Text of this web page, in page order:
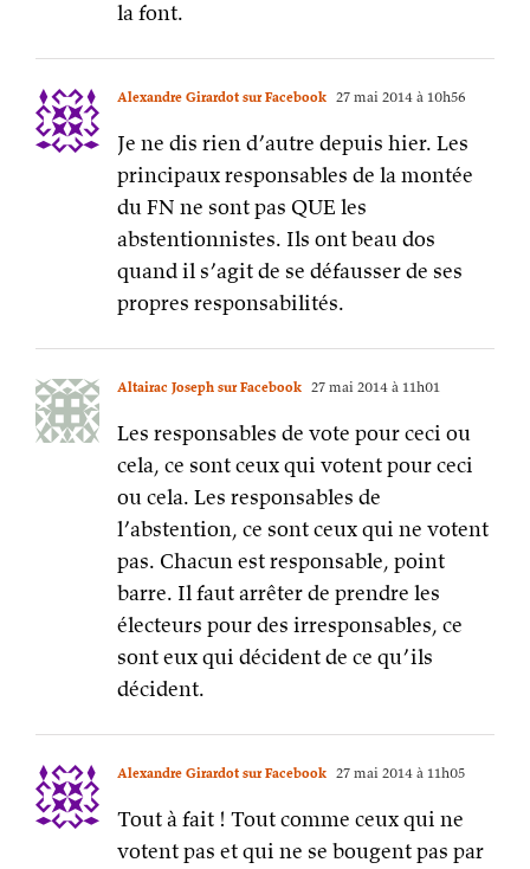
du FN ne sont pas QUE les
propres responsabilités.
Altairac Joseph sur Facebook 27 mai 2014 à 11h01
Les responsables de vote pour ceci ou
cela, ce sont ceux qui votent pour ceci
ou cela. Les responsables de
barre. Il faut arrêter de prendre les
électeurs pour des irresponsables, ce
sont eux qui décident de ce qu’ils
décident.
Alexandre Girardot sur Facebook 27 mai 2014 à 11h05
Tout à fait ! Tout comme ceux qui ne
votent pas et qui ne se bougent pas par
ailleurs pour que les choses changent.
Christophe Thill sur Facebook 27 mai 2014 à 11h08
En bas de mon boulot il y a encore des
affiches du MRC qui appellent à